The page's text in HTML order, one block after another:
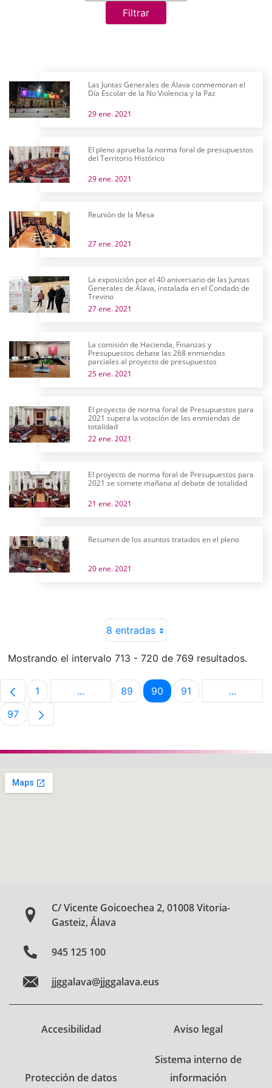
Filtrar
Las Juntas Generales de Álava conmemoran el
Día Escolar de la No Violencia y la Paz
29 ene. 2021
El pleno aprueba la norma foral de presupuestos
del Territorio Histórico
29 ene. 2021
Reunión de la Mesa
27 ene. 2021
La exposición por el 40 aniversario de las Juntas
Generales de Álava, instalada en el Condado de
Trevino
27 ene. 2021
La comisión de Hacienda, Finanzas y
Presupuestos debate las 268 enmiendas
parciales al proyecto de presupuestos
25 ene. 2021
El proyecto de norma foral de Presupuestos para
2021 supera la votación de las enmiendas de
totalidad
22 ene. 2021
El proyecto de norma foral de Presupuestos para
2021 se somete mañana al debate de totalidad
21 ene. 2021
Resumen de los asuntos tratados en el pleno
20 ene. 2021
8 entradas
Mostrando el intervalo 713 - 720 de 769 resultados.
Página
1 ...Páginas intermedias Use TAB para
Página
89 Página
90 Página
91 ...Páginas
Página
97
C/ Vicente Goicoechea 2, 01008 Vitoria-
Gasteiz, Álava
945 125 100
jjggalava@jjggalava.eus
Accesibilidad Aviso legal
Protección de datos
Sistema interno de
información